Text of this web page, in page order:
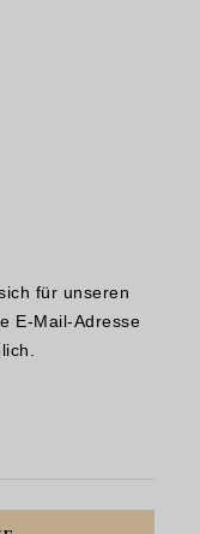
für unseren
E-Mail-Adresse